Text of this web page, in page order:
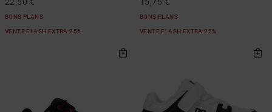
22,50 €
BONS PLANS
VENTE FLASH EXTRA 25%
15,75 €
BONS PLANS
VENTE FLASH EXTRA 25%